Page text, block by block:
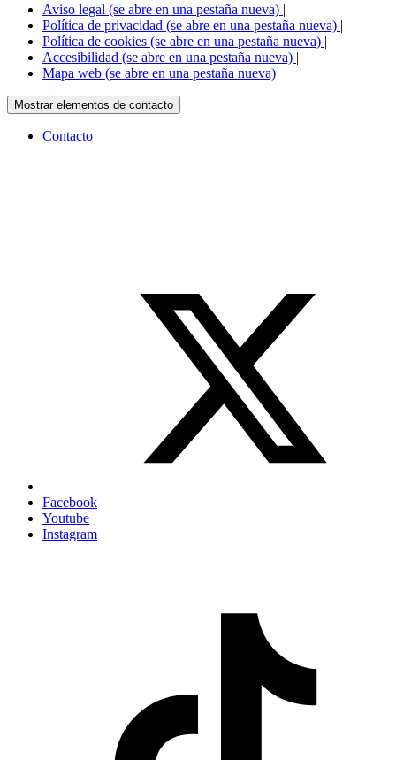
Aviso legal (se abre en una pestaña nueva) |
Política de privacidad (se abre en una pestaña nueva) |
Política de cookies (se abre en una pestaña nueva) |
Accesibilidad (se abre en una pestaña nueva) |
Mapa web (se abre en una pestaña nueva)
Mostrar elementos de contacto
Contacto
Facebook
Youtube
Instagram